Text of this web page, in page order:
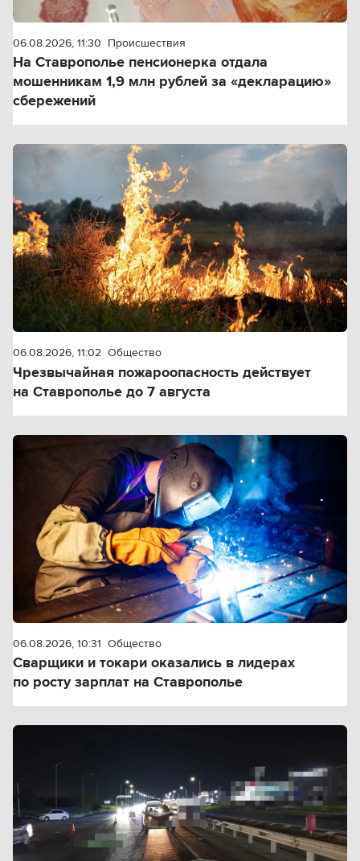
06.08.2026, 11:30 Происшествия
На Ставрополье пенсионерка отдала
мошенникам 1,9 млн рублей за «декларацию»
сбережений
06.08.2026, 11:02 Общество
Чрезвычайная пожароопасность действует
на Ставрополье до 7 августа
06.08.2026, 10:31 Общество
Сварщики и токари оказались в лидерах
по росту зарплат на Ставрополье